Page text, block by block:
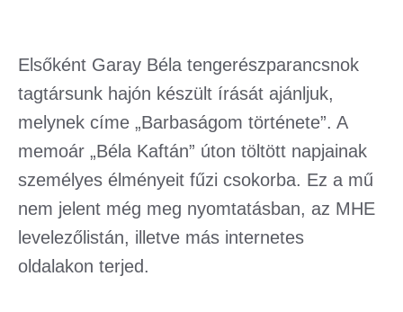
Elsőként Garay Béla tengerészparancsnok
tagtársunk hajón készült írását ajánljuk,
melynek címe „Barbaságom története”. A
memoár „Béla Kaftán” úton töltött napjainak
személyes élményeit fűzi csokorba. Ez a mű
nem jelent még meg nyomtatásban, az MHE
levelezőlistán, illetve más internetes
oldalakon terjed.